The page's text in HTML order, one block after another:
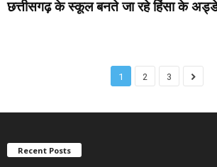
छत्तीसगढ़ के स्कूल बनते जा रहे हिंसा के
1 2 3
Recent Posts